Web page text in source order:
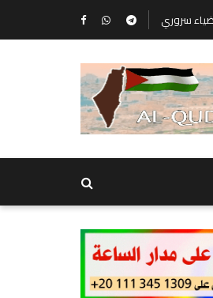
ضياء سروري